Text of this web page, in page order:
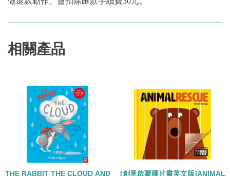
相關產品
THE RABBIT THE CLOUD AND RAINY DAY 繪本+QRCODE
[創意啟蒙膠片書英文版]ANIMAL